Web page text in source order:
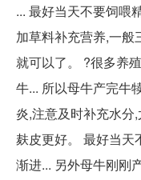
... 最好当天不要饲喂
加草料补充营养,一般
就可以了。 ?️很多养
牛... 所以母牛产完牛
炎,注意及时补充水分
麸皮更好。 最好当天
渐进... 另外母牛刚刚